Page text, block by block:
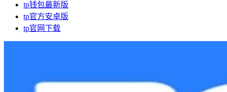
tp钱包最新版
tp官方安卓版
tp官网下载